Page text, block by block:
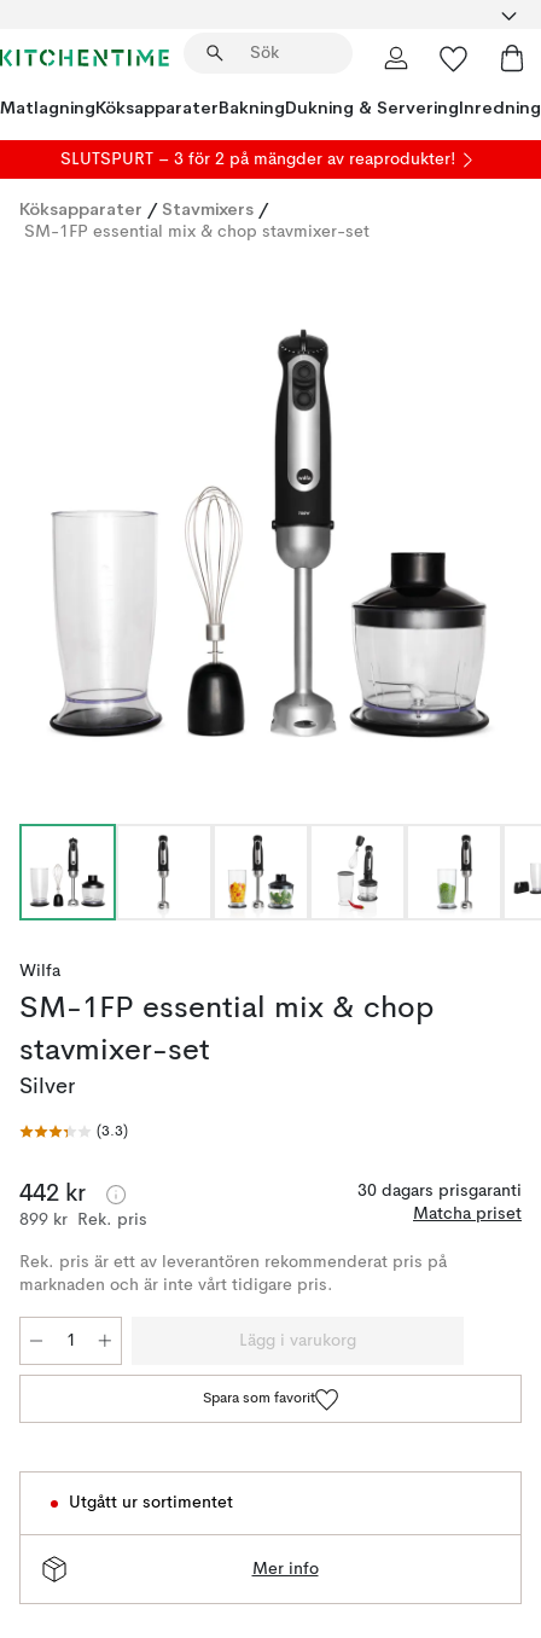
MatlagningKöksapparaterBakningDukning & ServeringInredning
SLUTSPURT – 3 för 2 på mängder av reaprodukter!
Köksapparater / Stavmixers /
SM-1FP essential mix & chop stavmixer-set
Wilfa
SM-1FP essential mix & chop
stavmixer-set
Silver
(3.3)
442 kr
899 kr Rek. pris
30 dagars prisgaranti
Matcha priset
Rek. pris är ett av leverantören rekommenderat pris på
marknaden och är inte vårt tidigare pris.
Lägg i varukorg
Spara som favorit
Utgått ur sortimentet
Mer info